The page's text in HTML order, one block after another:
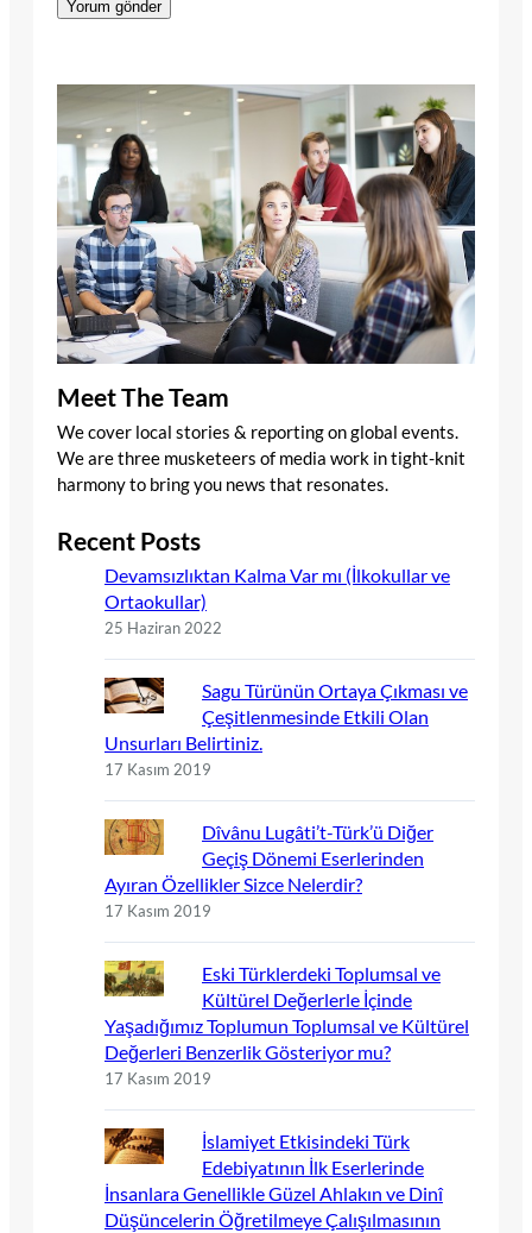
Meet The Team
We cover local stories & reporting on global events.
We are three musketeers of media work in tight-knit
harmony to bring you news that resonates.
Recent Posts
Devamsızlıktan Kalma Var mı (İlkokullar ve
Ortaokullar)
25 Haziran 2022
Sagu Türünün Ortaya Çıkması ve
Çeşitlenmesinde Etkili Olan
Unsurları Belirtiniz.
17 Kasım 2019
Dîvânu Lugâti’t-Türk’ü Diğer
Geçiş Dönemi Eserlerinden
Ayıran Özellikler Sizce Nelerdir?
17 Kasım 2019
Eski Türklerdeki Toplumsal ve
Kültürel Değerlerle İçinde
Yaşadığımız Toplumun Toplumsal ve Kültürel
Değerleri Benzerlik Gösteriyor mu?
17 Kasım 2019
İslamiyet Etkisindeki Türk
Edebiyatının İlk Eserlerinde
İnsanlara Genellikle Güzel Ahlakın ve Dinî
Düşüncelerin Öğretilmeye Çalışılmasının